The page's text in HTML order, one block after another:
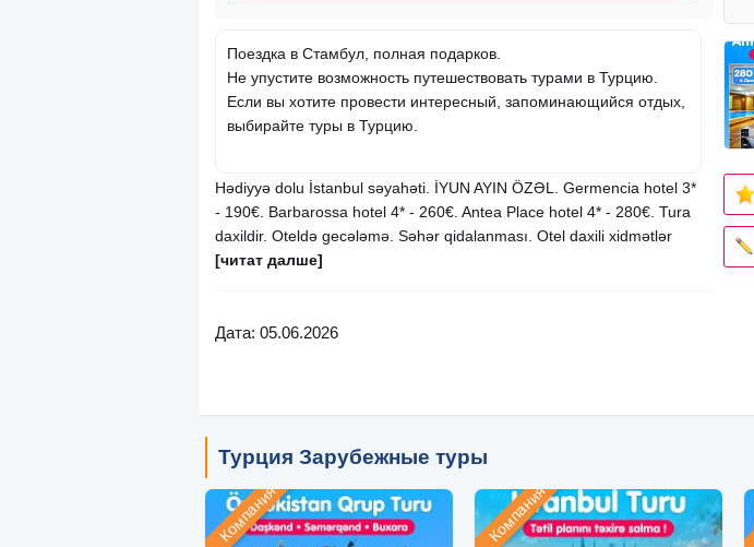
Поездка в Стамбул, полная подарков.
Не упустите возможность путешествовать турами в Турцию.
Если вы хотите провести интересный, запоминающийся отдых,
выбирайте туры в Турцию.
Hədiyyə dolu İstanbul səyahəti. İYUN AYIN ÖZƏL. Germencia hotel 3*
- 190€. Barbarossa hotel 4* - 260€. Antea Place hotel 4* - 280€. Tura
daxildir. Oteldə gecələmə. Səhər qidalanması. Otel daxili xidmətlər
[читат далше]
Дата: 05.06.2026
Турция Зарубежные туры
Компания Компания